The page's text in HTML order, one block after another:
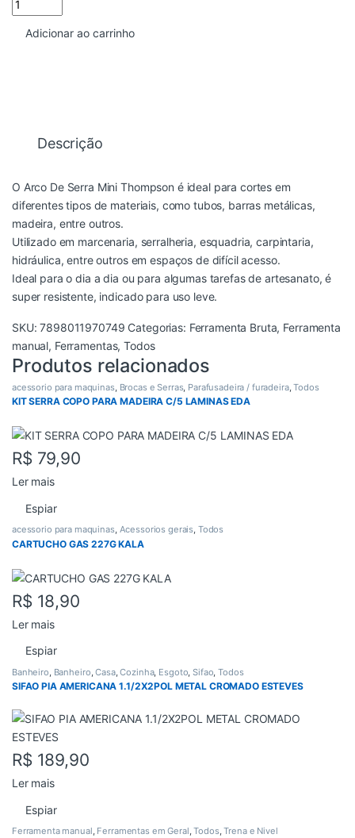
Adicionar ao carrinho
Descrição
O Arco De Serra Mini Thompson é ideal para cortes em
diferentes tipos de materiais, como tubos, barras metálicas,
madeira, entre outros.
Utilizado em marcenaria, serralheria, esquadria, carpintaria,
hidráulica, entre outros em espaços de difícil acesso.
Ideal para o dia a dia ou para algumas tarefas de artesanato, é
super resistente, indicado para uso leve.
SKU:7898011970749 Categorias: Ferramenta Bruta, Ferramenta
manual, Ferramentas,Todos
Produtos relacionados
acessorio para maquinas, Brocas e Serras, Parafusadeira / furadeira,Todos
KIT SERRA COPO PARA MADEIRA C/5 LAMINAS EDA
R$ 79,90
Ler mais
Espiar
acessorio para maquinas, Acessorios gerais, Todos
CARTUCHO GAS 227G KALA
R$ 18,90
Ler mais
Espiar
Banheiro Banheiro ,Casa,Cozinha, Esgoto ,Sifao ,Todos
SIFAO PIA AMERICANA 1.1/2X2POL METAL CROMADO ESTEVES
R$ 189,90
Ler mais
Espiar
Ferramenta manual, Ferramentas em Geral,Todos,Trena e Nivel